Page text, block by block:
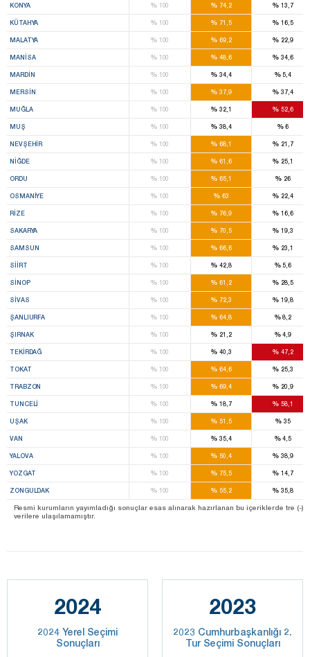
KONYA %100 % 74,2 % 13,7
KÜTAHYA %100 % 71,5 % 16,5
MALATYA %100 % 69,2 % 22,9
MANISA %100 % 48,6 % 34,6
MARDIN %100 % 34,4 %5,4
MERSIN %100 % 37,9 % 37,4
MUĞLA %100 % 32,1 % 52,6
MUŞ %100 % 38,4 %6
NEVŞEHIR %100 % 68,1 % 21,7
NIĞDE %100 % 61,6 % 25,1
ORDU %100 % 65,1 %26
OSMANIYE %100 % 63 % 22,4
RIZE %100 % 76,9 % 16,6
SAKARYA %100 % 70,5 % 19,3
SAMSUN %100 % 66,6 % 23,1
SIIRT %100 % 42,8 %5,6
SINOP %100 % 61,2 % 28,5
SIVAS %100 % 72,3 % 19,8
ŞANLIURFA %100 % 64,8 %8,2
ŞIRNAK %100 % 21,2 %4,9
TEKIRDAĞ %100 % 40,3 % 47,2
TOKAT %100 % 64,6 % 25,3
TRABZON %100 % 69,4 % 20,9
TUNCELI %100 % 18,7 % 58,1
UŞAK %100 % 51,5 %35
VAN %100 % 35,4 %4,5
YALOVA %100 % 50,4 % 38,9
YOZGAT %100 % 75,5 % 14,7
ZONGULDAK %100 % 55,2 % 35,8
Resmi kurumların yayımladığı sonuçlar esas alınarak hazırlanan bu içeriklerde tre
verilere ulaşılamamıştır.
2024
2024 Yerel Seçimi
Sonuçları
2023
2023 Cumhurbaşkanlığı 2.
Tur Seçimi Sonuçları